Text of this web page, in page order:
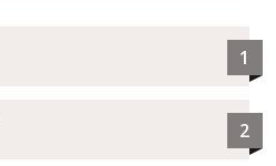
1
2